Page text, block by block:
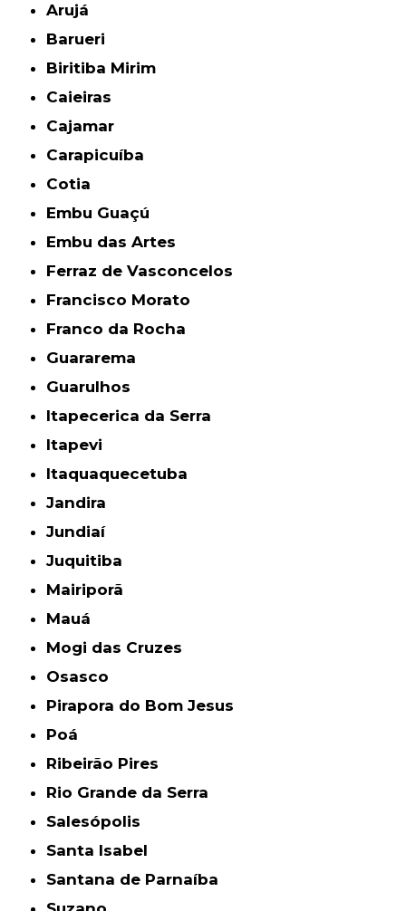
Arujá
Barueri
Biritiba Mirim
Caieiras
Cajamar
Carapicuíba
Cotia
Embu Guaçú
Embu das Artes
Ferraz de Vasconcelos
Francisco Morato
Franco da Rocha
Guararema
Guarulhos
Itapecerica da Serra
Itapevi
Itaquaquecetuba
Jandira
Jundiaí
Juquitiba
Mairiporã
Mauá
Mogi das Cruzes
Osasco
Pirapora do Bom Jesus
Poá
Ribeirão Pires
Rio Grande da Serra
Salesópolis
Santa Isabel
Santana de Parnaíba